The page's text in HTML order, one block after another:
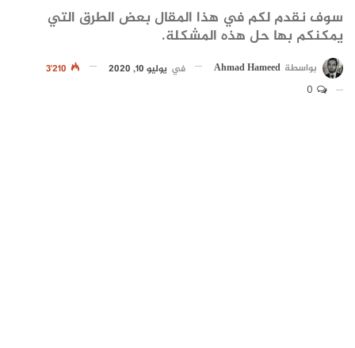
سوف نقدم لكم في هذا المقال بعض الطرق التي
يمكنكم بها حل هذه المشكلة.
بواسطة Ahmad Hameed في يوليو 10, 2020